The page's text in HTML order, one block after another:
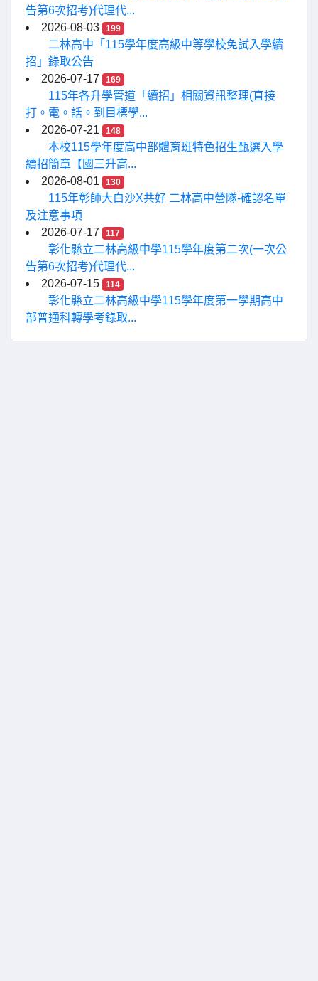
告第6次招考)代理代...
2026-08-03
199
二林高中「115學年度高級中等學校免試入學續
招」錄取公告
2026-07-17
169
115年各升學管道「續招」相關資訊整理(直接
打。電。話。到目標學...
2026-07-21
148
本校115學年度高中部體育班特色招生甄選入學
續招簡章【國三升高...
2026-08-01
130
115年彰師大白沙X共好 二林高中營隊-確認名單
及注意事項
2026-07-17
117
彰化縣立二林高級中學115學年度第二次(一次公
告第6次招考)代理代...
2026-07-15
114
彰化縣立二林高級中學115學年度第一學期高中
部普通科轉學考錄取...